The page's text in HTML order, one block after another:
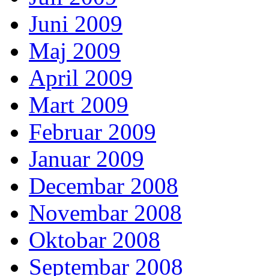
Juni 2009
Maj 2009
April 2009
Mart 2009
Februar 2009
Januar 2009
Decembar 2008
Novembar 2008
Oktobar 2008
Septembar 2008